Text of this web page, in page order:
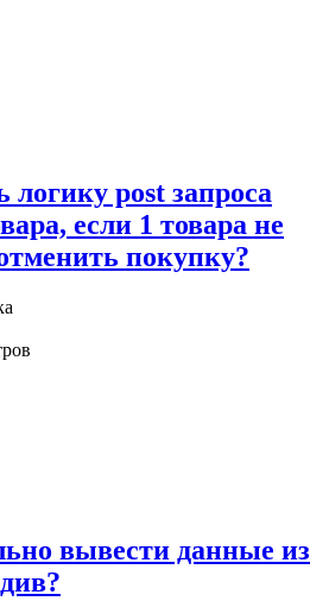
логику post запроса
если 1 товара не
покупку?
вывести данные из